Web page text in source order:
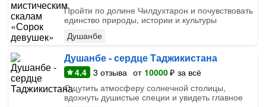
Пройти по долине Чилдухтарон и почувствовать
единство природы, истории и культуры
Душанбе
Душанбе - сердце Таджикистана
4.4 3 отзыва от 10000₽ за всё
Ощутить атмосферу солнечной столицы,
вдохнуть душистые специи и увидеть главное